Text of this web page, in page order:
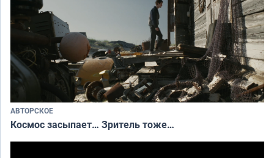
АВТОРСКОЕ
Космос засыпает… Зритель тоже…